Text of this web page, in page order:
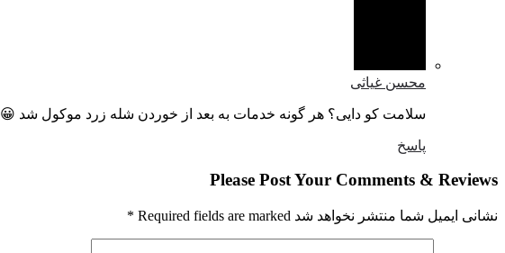
محسن غیاثی
سلامت کو دایی؟ هر گونه خدمات به بعد از خوردن شله زرد موکول شد 😀
پاسخ
Please Post Your Comments & Reviews
نشانی ایمیل شما منتشر نخواهد شد Required fields are marked *